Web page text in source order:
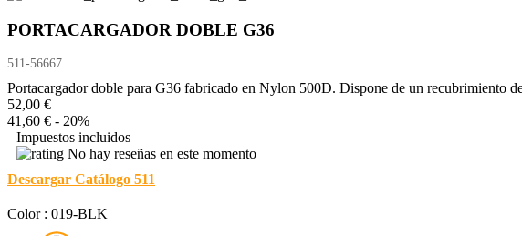
PORTACARGADOR DOBLE G36
511-56667
Portacargador doble para G36 fabricado en Nylon 500D. Dispone de un recubrimiento
52,00 €
41,60 € - 20%
Impuestos incluidos
No hay reseñas en este momento
Descargar Catálogo 511
Color : 019-BLK